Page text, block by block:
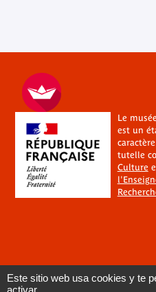
Le
est un
tutelle
Culture
Este sitio web usa cookies y te
activar